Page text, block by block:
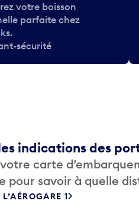
votre boisson
parfaite chez
sécurité
indications des
carte
pour savoir à quelle
1